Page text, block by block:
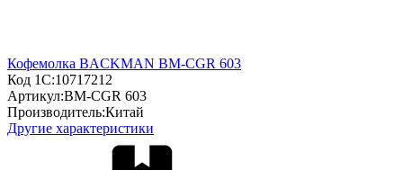
Кофемолка BACKMAN BM-CGR 603
Код 1С:10717212
Артикул:BM-CGR 603
Производитель:Китай
Другие характеристики